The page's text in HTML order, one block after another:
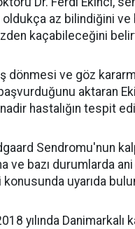
oldukça az bilindiğini ve
kaçabileceğini
dönmesi ve göz
aktaran
hastalığın tespit
Sendromu'nun
ve bazı durumlarda
uyarıda
yılında